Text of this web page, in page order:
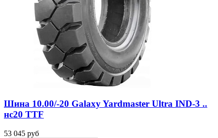
Шина 10.00/-20 Galaxy Yardmaster Ultra IND-3 ..
нс20 TTF
53 045 руб